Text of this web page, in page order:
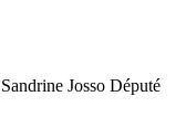
Sandrine Josso Député